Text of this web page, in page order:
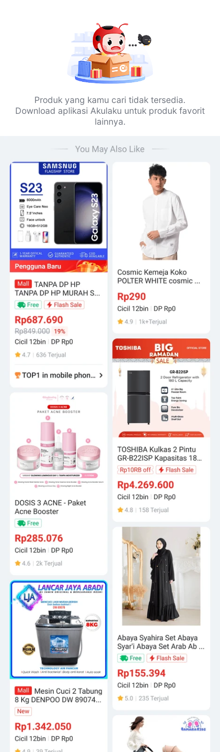
Produk yang kamu cari tidak tersedia.
Download aplikasi Akulaku untuk produk favorit
lainnya.